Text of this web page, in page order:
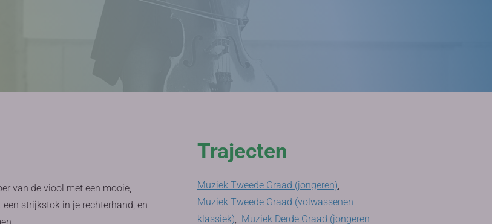
van de viool met een mooie,
strijkstok in je rechterhand, en
Trajecten
Muziek Tweede Graad (jongeren),
Muziek Tweede Graad (volwassenen -
klassiek), Muziek Derde Graad (jongeren